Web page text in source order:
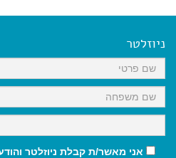
i
t
p
e
m
ניוזלטר
אני מאשר/ת קבלת ניוזלטר